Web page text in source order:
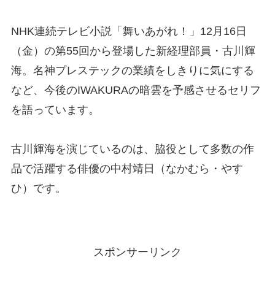
NHK連続テレビ小説「舞いあがれ！」12月16日
（金）の第55回から登場した新経理部員・古川輝
海。名神プレステックの業績をしきりに気にする
など、今後のIWAKURAの暗雲を予感させるセリフ
を語っています。
古川輝海を演じているのは、脇役として多数の作
品で活躍する俳優の中村靖日（なかむら・やす
ひ）です。
スポンサーリンク